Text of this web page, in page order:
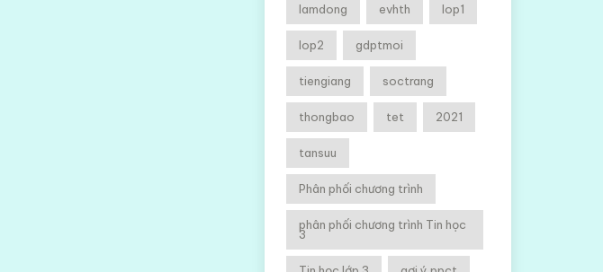
lamdong evhth lop1
lop2 gdptmoi
tiengiang soctrang
thongbao tet 2021
tansuu
Phân phối chương trình
phân phối chương trình Tin học
3